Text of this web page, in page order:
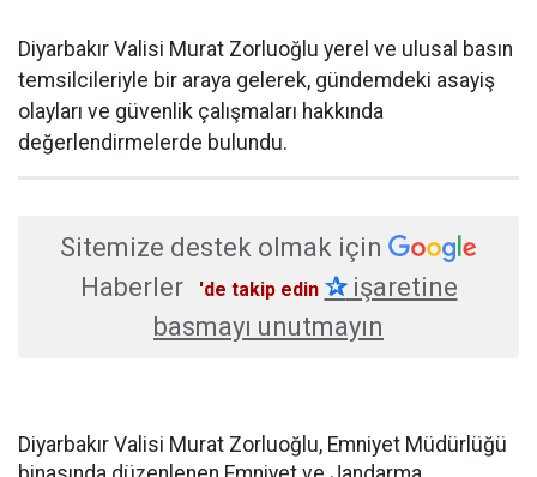
Diyarbakır Valisi Murat Zorluoğlu yerel ve ulusal basın
temsilcileriyle bir araya gelerek, gündemdeki asayiş
olayları ve güvenlik çalışmaları hakkında
değerlendirmelerde bulundu.
Sitemize destek olmak için
Haberler
'de takip edin ✰işaretine
basmayı unutmayın
Diyarbakır Valisi Murat Zorluoğlu, Emniyet Müdürlüğü